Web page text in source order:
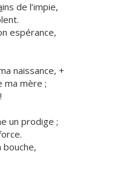
ins de l’impie,
espérance,
naissance, +
ma mère ;
un prodige ;
bouche,